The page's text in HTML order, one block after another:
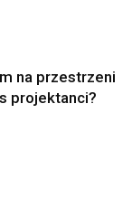
na przestrzeni
projektanci?